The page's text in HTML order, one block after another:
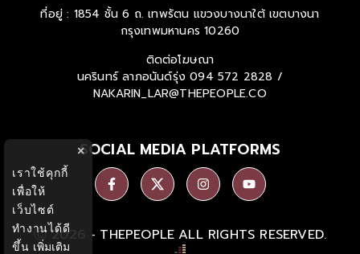
ที่อยู่ : 1854 ชั้น 6 ถ. เทพรัตน แขวงบางนาใต้ เขตบางนา
กรุงเทพมหานคร 10260
ติดต่อโฆษณา
นครินทร์ ลาภอนันด์รุ่ง 094 572 2828 /
NAKARIN_LAR@THEPEOPLE.CO
SOCIAL MEDIA PLATFORMS
Ⓒ 2026 - THEPEOPLE ALL RIGHTS RESERVED.
×
เราใช้คุกกี้
เพื่อให้
เว็บไซต์
ทำงานได้ดี
ขึ้น เพิ่มเติม